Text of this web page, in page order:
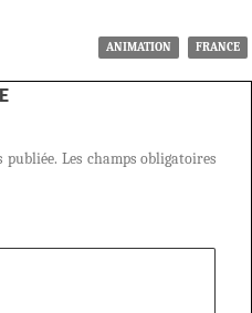
ANIMATION FRANCE
publiée. Les champs obligatoires